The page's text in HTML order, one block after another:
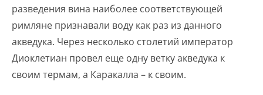
разведения вина наиболее соответствующей
римляне признавали воду как раз из данного
акведука. Через несколько столетий император
Диоклетиан провел еще одну ветку акведука к
своим термам, а Каракалла – к своим.